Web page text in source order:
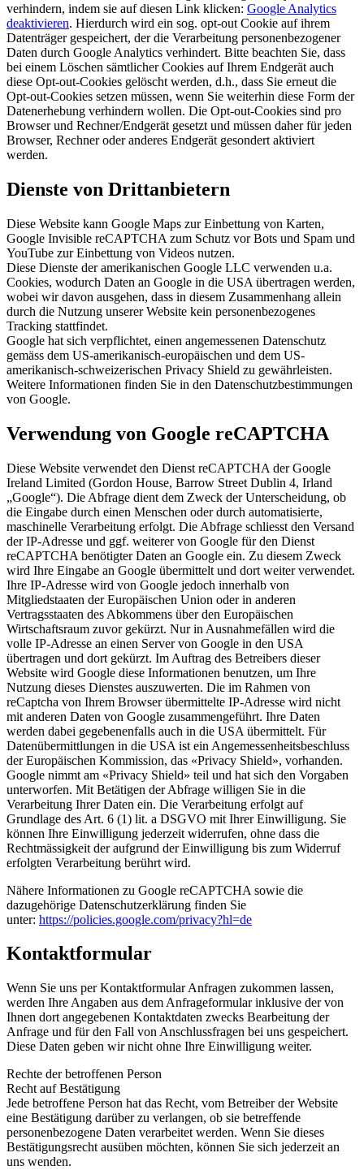
verhindern, indem sie auf diesen Link klicken: Google Analytics
deaktivieren. Hierdurch wird ein sog. opt-out Cookie auf ihrem
Datenträger gespeichert, der die Verarbeitung personenbezogener
Daten durch Google Analytics verhindert. Bitte beachten Sie, dass
bei einem Löschen sämtlicher Cookies auf Ihrem Endgerät auch
diese Opt-out-Cookies gelöscht werden, d.h., dass Sie erneut die
Opt-out-Cookies setzen müssen, wenn Sie weiterhin diese Form der
Datenerhebung verhindern wollen. Die Opt-out-Cookies sind pro
Browser und Rechner/Endgerät gesetzt und müssen daher für jeden
Browser, Rechner oder anderes Endgerät gesondert aktiviert
werden.
Dienste von Drittanbietern
Diese Website kann Google Maps zur Einbettung von Karten,
Google Invisible reCAPTCHA zum Schutz vor Bots und Spam und
YouTube zur Einbettung von Videos nutzen.
Diese Dienste der amerikanischen Google LLC verwenden u.a.
Cookies, wodurch Daten an Google in die USA übertragen werden,
wobei wir davon ausgehen, dass in diesem Zusammenhang allein
durch die Nutzung unserer Website kein personenbezogenes
Tracking stattfindet.
Google hat sich verpflichtet, einen angemessenen Datenschutz
gemäss dem US-amerikanisch-europäischen und dem US-
amerikanisch-schweizerischen Privacy Shield zu gewährleisten.
Weitere Informationen finden Sie in den Datenschutzbestimmungen
von Google.
Verwendung von Google reCAPTCHA
Diese Website verwendet den Dienst reCAPTCHA der Google
Ireland Limited (Gordon House, Barrow Street Dublin 4, Irland
„Google“). Die Abfrage dient dem Zweck der Unterscheidung, ob
die Eingabe durch einen Menschen oder durch automatisierte,
maschinelle Verarbeitung erfolgt. Die Abfrage schliesst den Versand
der IP-Adresse und ggf. weiterer von Google für den Dienst
reCAPTCHA benötigter Daten an Google ein. Zu diesem Zweck
wird Ihre Eingabe an Google übermittelt und dort weiter verwendet.
Ihre IP-Adresse wird von Google jedoch innerhalb von
Mitgliedstaaten der Europäischen Union oder in anderen
Vertragsstaaten des Abkommens über den Europäischen
Wirtschaftsraum zuvor gekürzt. Nur in Ausnahmefällen wird die
volle IP-Adresse an einen Server von Google in den USA
übertragen und dort gekürzt. Im Auftrag des Betreibers dieser
Website wird Google diese Informationen benutzen, um Ihre
Nutzung dieses Dienstes auszuwerten. Die im Rahmen von
reCaptcha von Ihrem Browser übermittelte IP-Adresse wird nicht
mit anderen Daten von Google zusammengeführt. Ihre Daten
werden dabei gegebenenfalls auch in die USA übermittelt. Für
Datenübermittlungen in die USA ist ein Angemessenheitsbeschluss
der Europäischen Kommission, das «Privacy Shield», vorhanden.
Google nimmt am «Privacy Shield» teil und hat sich den Vorgaben
unterworfen. Mit Betätigen der Abfrage willigen Sie in die
Verarbeitung Ihrer Daten ein. Die Verarbeitung erfolgt auf
Grundlage des Art. 6 (1) lit. a DSGVO mit Ihrer Einwilligung. Sie
können Ihre Einwilligung jederzeit widerrufen, ohne dass die
Rechtmässigkeit der aufgrund der Einwilligung bis zum Widerruf
erfolgten Verarbeitung berührt wird.
Nähere Informationen zu Google reCAPTCHA sowie die
dazugehörige Datenschutzerklärung finden Sie
unter: https://policies.google.com/privacy?hl=de
Kontaktformular
Wenn Sie uns per Kontaktformular Anfragen zukommen lassen,
werden Ihre Angaben aus dem Anfrageformular inklusive der von
Ihnen dort angegebenen Kontaktdaten zwecks Bearbeitung der
Anfrage und für den Fall von Anschlussfragen bei uns gespeichert.
Diese Daten geben wir nicht ohne Ihre Einwilligung weiter.
Rechte der betroffenen Person
Recht auf Bestätigung
Jede betroffene Person hat das Recht, vom Betreiber der Website
eine Bestätigung darüber zu verlangen, ob sie betreffende
personenbezogene Daten verarbeitet werden. Wenn Sie dieses
Bestätigungsrecht ausüben möchten, können Sie sich jederzeit an
uns wenden.